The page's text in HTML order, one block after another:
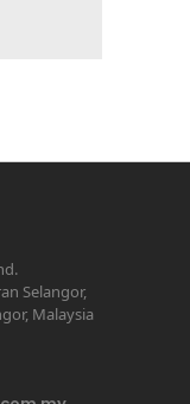
Selangor,
Malaysia